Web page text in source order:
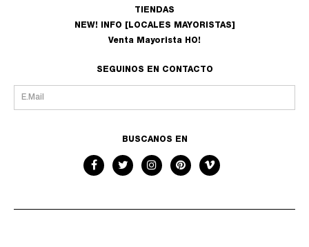
TIENDAS
NEW! INFO [LOCALES MAYORISTAS]
Venta Mayorista HO!
SEGUINOS EN CONTACTO
BUSCANOS EN